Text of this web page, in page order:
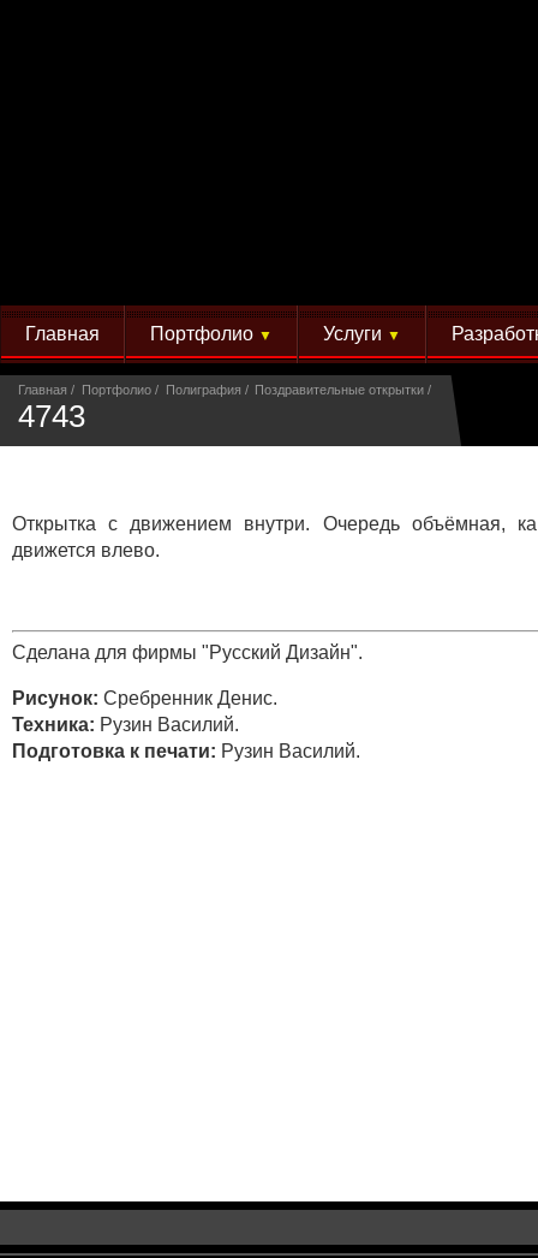
Главная Портфолио ▼ Услуги ▼
Главная Портфолио Полиграфия Поздравительные открытки
4743
Открытка с движением внутри. Очередь объёмная,
движется влево.
Сделана для фирмы "Русский Дизайн".
Рисунок: Сребренник Денис.
Техника: Рузин Василий.
Подготовка к печати: Рузин Василий.